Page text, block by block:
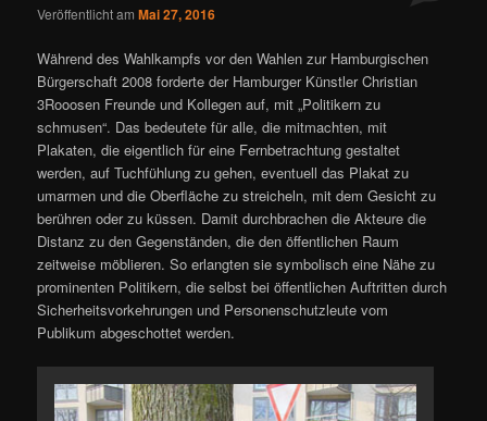
Veröffentlicht amMai 27, 2016
Während des Wahlkampfs vor den Wahlen zur Hamburgischen
Bürgerschaft 2008 forderte der Hamburger Künstler Christian
3Rooosen Freunde und Kollegen auf, mit „Politikern zu
schmusen“. Das bedeutete für alle, die mitmachten, mit
Plakaten, die eigentlich für eine Fernbetrachtung gestaltet
werden, auf Tuchfühlung zu gehen, eventuell das Plakat zu
umarmen und die Oberfläche zu streicheln, mit dem Gesicht zu
berühren oder zu küssen. Damit durchbrachen die Akteure die
Distanz zu den Gegenständen, die den öffentlichen Raum
zeitweise möblieren. So erlangten sie symbolisch eine Nähe zu
prominenten Politikern, die selbst bei öffentlichen Auftritten durch
Sicherheitsvorkehrungen und Personenschutzleute vom
Publikum abgeschottet werden.